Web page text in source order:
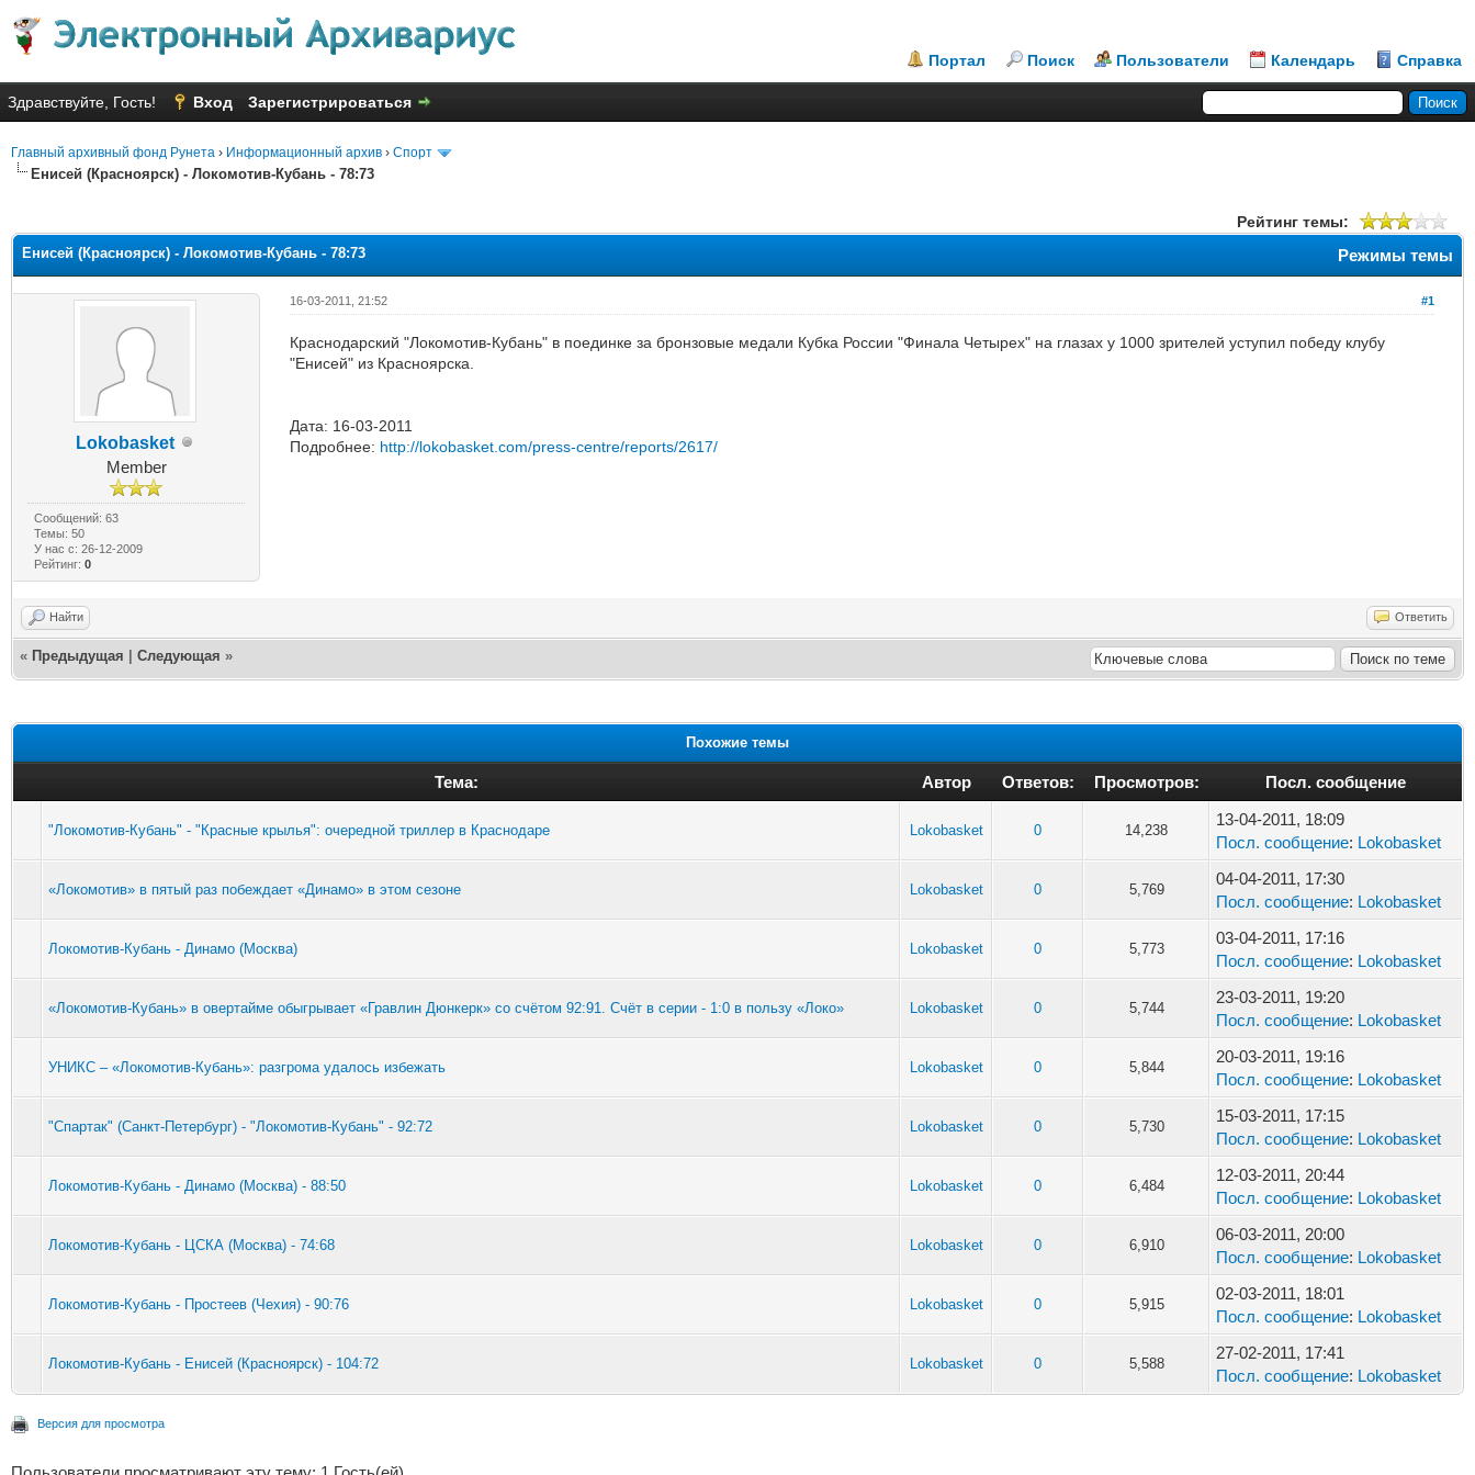
Портал Поиск Пользователи Календарь Справка
Здравствуйте, Гость! Вход Зарегистрироваться
Главный архивный фонд Рунета › Информационный архив › Спорт
Енисей (Красноярск) - Локомотив-Кубань - 78:73
Рейтинг темы:
Режимы темы
Енисей (Красноярск) - Локомотив-Кубань - 78:73
Lokobasket
Member
Сообщений: 63
Темы: 50
У нас с: 26-12-2009
Рейтинг:0
#1
16-03-2011, 21:52
Краснодарский "Локомотив-Кубань" в поединке за бронзовые медали Кубка России "Финала Четырех" на глазах у 1000 зрителей уступил победу клубу
"Енисей" из Красноярска.
Дата: 16-03-2011
Подробнее: http://lokobasket.com/press-centre/reports/2617/
Найти Ответить
« Предыдущая Следующая »
Похожие темы
Тема: Автор Ответов: Просмотров: Посл. сообщение
"Локомотив-Кубань" - "Красные крылья": очередной триллер в Краснодаре Lokobasket 0 14,238
13-04-2011, 18:09
Посл. сообщение: Lokobasket
«Локомотив» в пятый раз побеждает «Динамо» в этом сезоне Lokobasket 0 5,769
04-04-2011, 17:30
Посл. сообщение: Lokobasket
Локомотив-Кубань - Динамо (Москва) Lokobasket 0 5,773
03-04-2011, 17:16
Посл. сообщение: Lokobasket
«Локомотив-Кубань» в овертайме обыгрывает «Гравлин Дюнкерк» со счётом 92:91. Счёт в серии - 1:0 в пользу «Локо» Lokobasket 0 5,744
23-03-2011, 19:20
Посл. сообщение: Lokobasket
УНИКС – «Локомотив-Кубань»: разгрома удалось избежать Lokobasket 0 5,844
20-03-2011, 19:16
Посл. сообщение: Lokobasket
"Спартак" (Санкт-Петербург) - "Локомотив-Кубань" - 92:72 Lokobasket 0 5,730
15-03-2011, 17:15
Посл. сообщение: Lokobasket
Локомотив-Кубань - Динамо (Москва) - 88:50 Lokobasket 0 6,484
12-03-2011, 20:44
Посл. сообщение: Lokobasket
Локомотив-Кубань - ЦСКА (Москва) - 74:68 Lokobasket 0 6,910
06-03-2011, 20:00
Посл. сообщение: Lokobasket
Локомотив-Кубань - Простеев (Чехия) - 90:76 Lokobasket 0 5,915
02-03-2011, 18:01
Посл. сообщение: Lokobasket
Локомотив-Кубань - Енисей (Красноярск) - 104:72 Lokobasket 0 5,588
27-02-2011, 17:41
Посл. сообщение: Lokobasket
Версия для просмотра